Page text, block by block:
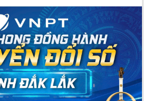
thờ
Ban
đổi
số